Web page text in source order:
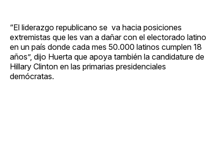
“El liderazgo republicano se va hacia posiciones
extremistas que les van a dañar con el electorado latino
en un país donde cada mes 50.000 latinos cumplen 18
años”, dijo Huerta que apoya también la candidature de
Hillary Clinton en las primarias presidenciales
demócratas.